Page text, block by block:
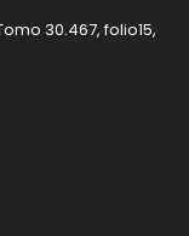
30.467, folio15,